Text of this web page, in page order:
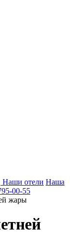
Наши отели Наша
00-55
жары